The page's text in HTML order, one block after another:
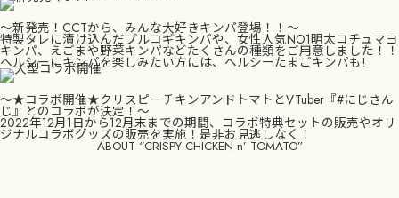
〜新発売！CCTから、みんな大好きキンパ登場！！〜
特製タレに漬け込んだプルコギキンパや、女性人気NO1明太コチュマヨ
キンパ、えごまや野菜キンパなどたくさんの種類をご用意しました！！
ヘルシーにキンパを楽しみたい方には、ヘルシーたまごキンパも!
〜★コラボ開催★クリスピーチキンアンドトマトとVTuber『#にじさん
じ』とのコラボが決定！〜
2022年12月1日から12月末までの期間、コラボ特典セットの販売やオリ
ジナルコラボグッズの販売を実施！是非お見逃しなく！
ABOUT “CRISPY CHICKEN n’ TOMATO”